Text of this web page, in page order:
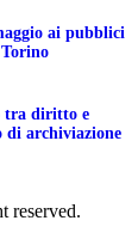
ai pubblici
tra diritto e
di archiviazione
reserved.